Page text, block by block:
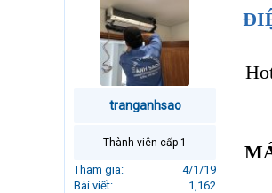
ử
i
tranganhsao
Thành viên cấp 1
Tham gia
4/1/19
Bài viết
1,162